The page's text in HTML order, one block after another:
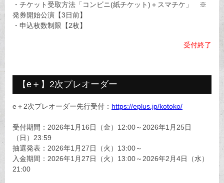
・チケット受取方法「コンビニ(紙チケット)＋スマチケ」 ※
発券開始公演【3日前】
・申込枚数制限【2枚】
受付終了
【e＋】2次プレオーダー
e＋2次プレオーダー先行受付： https://eplus.jp/kotoko/
受付期間：2026年1月16日（金）12:00～2026年1月25日
（日）23:59
抽選発表：2026年1月27日（火）13:00～
入金期間：2026年1月27日（火）13:00～2026年2月4日（水）
21:00